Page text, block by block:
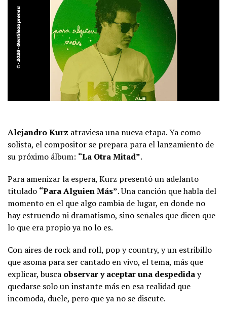
Alejandro Kurz atraviesa una nueva etapa. Ya como
solista, el compositor se prepara para el lanzamiento de
su próximo álbum: “La Otra Mitad”.
Para amenizar la espera, Kurz presentó un adelanto
titulado “Para Alguien Más”. Una canción que habla del
momento en el que algo cambia de lugar, en donde no
hay estruendo ni dramatismo, sino señales que dicen que
lo que era propio ya no lo es.
Con aires de rock and roll, pop y country, y un estribillo
que asoma para ser cantado en vivo, el tema, más que
explicar, busca observar y aceptar una despediday
quedarse solo un instante más en esa realidad que
incomoda, duele, pero que ya no se discute.